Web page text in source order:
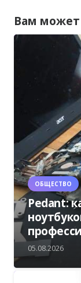
Вам может
ОБЩЕСТВО
Pedant:
05.08.2026